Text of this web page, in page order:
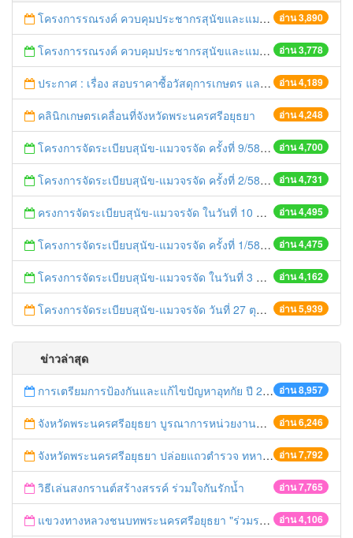
อ่าน 3,890
โครงการรณรงค์ ควบคุมประชากรสุนัขและแมว เพื่อลดอุบัติการณ์เกิดโรคพิษสุนัขบ้า ครั้งที่ 12/59
อ่าน 3,778
โครงการรณรงค์ ควบคุมประชากรสุนัขและแมว เพื่อลดอุบัติการณ์เกิดโรคพิษสุนัขบ้า ครั้งที่ 11/59
อ่าน 4,189
ประกาศ : เรื่อง สอบราคาซื้อวัสดุการเกษตร และวัสดุเวชภัณฑ์ จำนวน 6 รายการ
อ่าน 4,248
คลินิกเกษตรเคลื่อนที่จังหวัดพระนครศรีอยุธยา
อ่าน 4,700
โครงการจัดระเบียบสุนัข-แมวจรจัด ครั้งที่ 9/58
อ่าน 4,731
โครงการจัดระเบียบสุนัข-แมวจรจัด ครั้งที่ 2/58
อ่าน 4,495
ครงการจัดระเบียบสุนัข-แมวจรจัด ในวันที่ 10 พฤศจิกายน 2557
อ่าน 4,475
โครงการจัดระเบียบสุนัข-แมวจรจัด ครั้งที่ 1/58
อ่าน 4,162
โครงการจัดระเบียบสุนัข-แมวจรจัด ในวันที่ 3 พฤศจิกายน 2557
อ่าน 5,939
โครงการจัดระเบียบสุนัข-แมวจรจัด วันที่ 27 ตุลาคม 2557
ข่าวล่าสุด
อ่าน 8,957
การเตรียมการป้องกันและแก้ไขปัญหาอุทกัย ปี 2561
อ่าน 6,246
จังหวัดพระนครศรีอยุธยา บูรณาการหน่วยงานที่เกี่ยวข้อง ลงพื้นที่จัดระเบียบและดำเนินมาตรการตามบทลงโทษสูงสุดกับผู้ประกอบการร้านค้าที่ยังฝ่าฝืนตั้งร้านค้ารุกล้ำเขตพื้นที่ทางหลวง เตรียมความปลอดภัยก่อนเทศกาลสงกรานต์
อ่าน 7,792
จังหวัดพระนครศรีอยุธยา ปล่อยแถวตำรวจ ทหาร ฝ่ายปกครอง กว่า 100 นาย ตรวจเข้มท่ารถสาธารณะ สถานีขนส่งรถโดยสาร วินรถตู้ และสถานีรถไฟ เตรียมรับมือเทศกาลสงกรานต์
อ่าน 7,765
วิธีเล่นสงกรานต์สร้างสรรค์ ร่วมใจกันรักน้ำ
อ่าน 4,106
แขวงทางหลวงชนบทพระนครศรีอยุธยา "ร่วมรณรงค์ ขับช้า เปิดไฟหน้า คาดเข็มขัด" เทศกาลสงกรานต์ ปี 2561